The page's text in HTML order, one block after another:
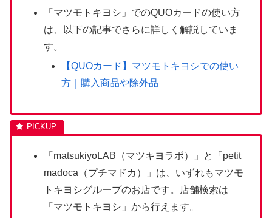
「マツモトキヨシ」でのQUOカードの使い方
は、以下の記事でさらに詳しく解説していま
す。
【QUOカード】マツモトキヨシでの使い
方｜購入商品や除外品
「matsukiyoLAB（マツキヨラボ）」と「petit
madoca（プチマドカ）」は、いずれもマツモ
トキヨシグループのお店です。店舗検索は
「マツモトキヨシ」から行えます。